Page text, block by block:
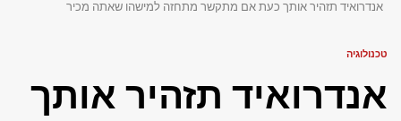
אנדרואיד תזהיר אותך כעת אם מתקשר מתחזה למישהו שאתה מכיר
טכנולוגיה
אנדרואיד תזהיר אותך